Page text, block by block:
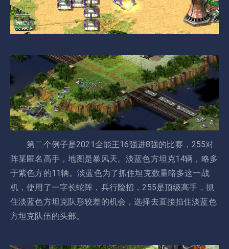
第二个例子是2021全能王16强进8强的比赛，255对
阵某匿名高手，地图是暴风天。淡蓝色方坦克14辆，略多
于紫色方的11辆。淡蓝色为了抓住坦克数量略多这一战
机，使用了一字长蛇阵，兵行险招，255是顶级高手，抓
住淡蓝色方坦克队形较差的机会，选择去直接掐住淡蓝色
方坦克队伍的头部。